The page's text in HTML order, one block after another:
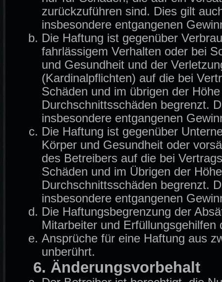
zurückzuführen sind. Dies gilt
insbesondere entgangenen
Die Haftung ist gegenüber
fahrlässigem Verhalten oder bei
und Gesundheit und der
(Kardinalpflichten) auf die bei
Schäden und im übrigen der
Durchschnittsschäden begrenzt.
insbesondere entgangenen
Die Haftung ist gegenüber
Körper und Gesundheit oder
des Betreibers auf die bei
Schäden und im Übrigen der
Durchschnittsschäden begrenzt.
insbesondere entgangenen
Die Haftungsbegrenzung der
Mitarbeiter und Erfüllungsgehilfen
Ansprüche für eine Haftung aus
unberührt.
6. Änderungsvorbehalt